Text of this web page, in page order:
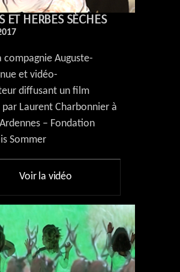
ET HERBES SÈCHES
compagnie Auguste-
et vidéo-
diffusant un film
Laurent Charbonnier à
– Fondation
Sommer
Voir la vidéo